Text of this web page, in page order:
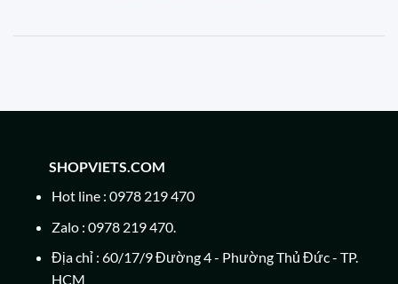
SHOPVIETS.COM
Hot line : 0978 219 470
Zalo : 0978 219 470.
Địa chỉ : 60/17/9 Đường 4 - Phường Thủ Đức - TP.
HCM